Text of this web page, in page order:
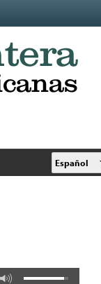
Español